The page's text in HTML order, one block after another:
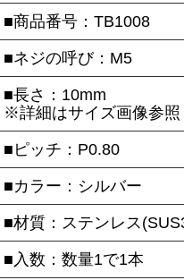
■商品番号：TB1008
■ネジの呼び：M5
■長さ：10mm
※詳細はサイズ画像参照
■ピッチ：P0.80
■カラー：シルバー
■材質：ステンレス
■入数：数量1で1本